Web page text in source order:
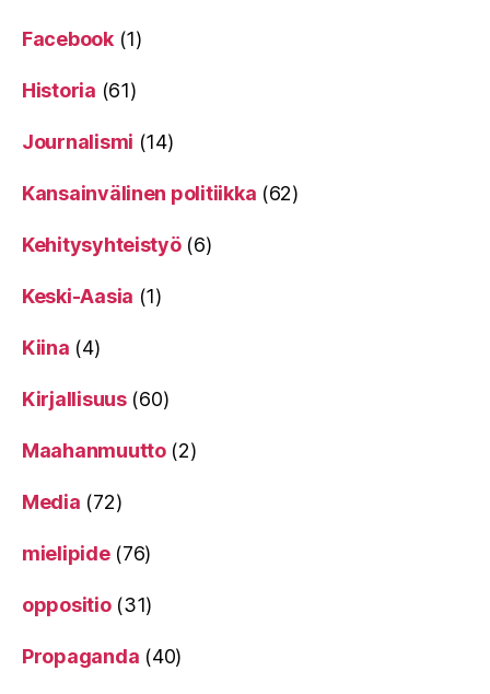
Facebook(1)
Historia (61)
Journalismi (14)
Kansainvälinen politiikka (62)
Kehitysyhteistyö(6)
Keski-Aasia (1)
Kiina (4)
Kirjallisuus(60)
Maahanmuutto(2)
Media (72)
mielipide(76)
oppositio(31)
Propaganda (40)